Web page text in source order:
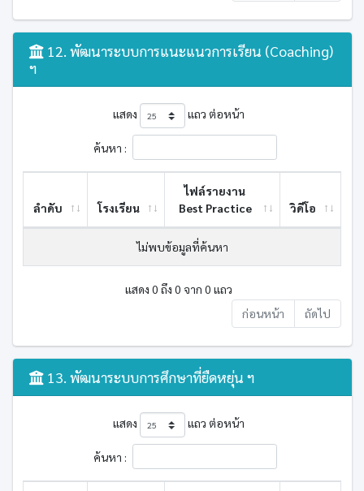
12. พัฒนาระบบการแนะแนวการเรียน (Coaching)
ฯ
แสดง แถว ต่อหน้า
ค้นหา :
ลำดับ โรงเรียน
ไฟล์รายงาน
Best ​Practice
วิดีโอ
ไม่พบข้อมูลที่ค้นหา
แสดง 0 ถึง 0 จาก 0 แถว
ก่อนหน้า
ถัดไป
13. พัฒนาระบบการศึกษาที่ยืดหยุ่น ฯ
แสดง แถว ต่อหน้า
ค้นหา :